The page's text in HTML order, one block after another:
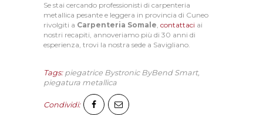
Se stai cercando professionisti di carpenteria
metallica pesante e leggera in provincia di Cuneo
rivolgiti a Carpenteria Somale, contattaci ai
nostri recapiti, annoveriamo più di 30 anni di
esperienza, trovi la nostra sede a Savigliano.
Tags: piegatrice Bystronic ByBend Smart,
piegatura metallica
Condividi: